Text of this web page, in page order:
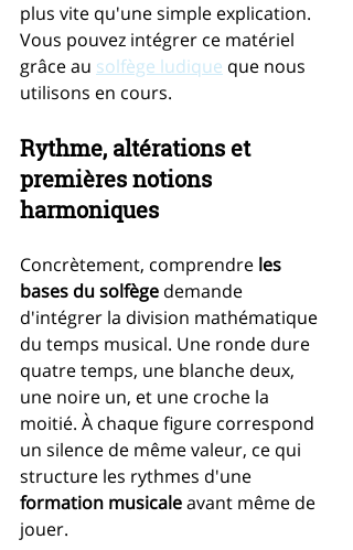
plus vite qu'une simple explication.
Vous pouvez intégrer ce matériel
grâce au solfège ludique que nous
utilisons en cours.
Rythme, altérations et
premières notions
harmoniques
Concrètement, comprendre les
bases du solfège demande
d'intégrer la division mathématique
du temps musical. Une ronde dure
quatre temps, une blanche deux,
une noire un, et une croche la
moitié. À chaque figure correspond
un silence de même valeur, ce qui
structure les rythmes d'une
formation musicale avant même de
jouer.